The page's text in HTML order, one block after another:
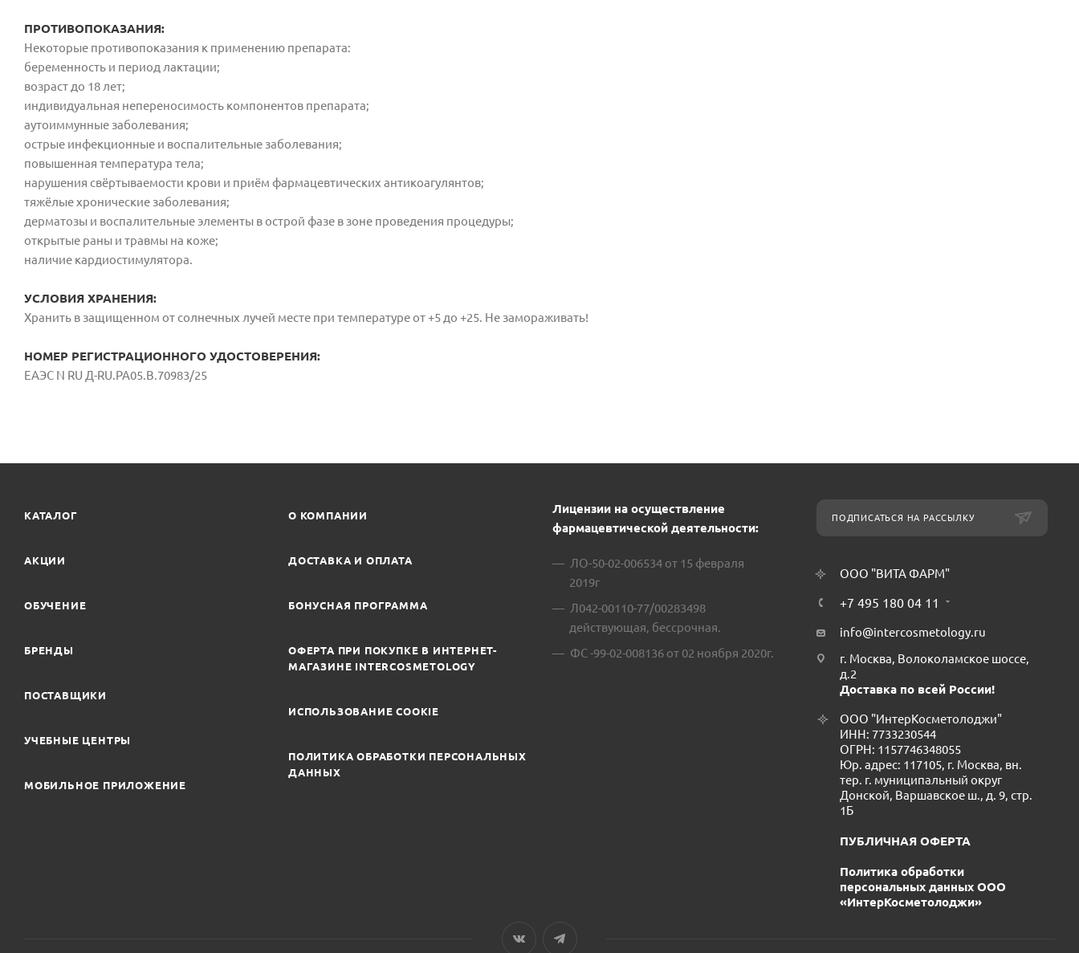
ПРОТИВОПОКАЗАНИЯ:
Некоторые противопоказания к применению препарата:
беременность и период лактации;
возраст до 18 лет;
индивидуальная непереносимость компонентов препарата;
аутоиммунные заболевания;
острые инфекционные и воспалительные заболевания;
повышенная температура тела;
нарушения свёртываемости крови и приём фармацевтических антикоагулянтов;
тяжёлые хронические заболевания;
дерматозы и воспалительные элементы в острой фазе в зоне проведения процедуры;
открытые раны и травмы на коже;
наличие кардиостимулятора.
УСЛОВИЯ ХРАНЕНИЯ:
Хранить в защищенном от солнечных лучей месте при температуре от +5 до +25. Не замораживать!
НОМЕР РЕГИСТРАЦИОННОГО УДОСТОВЕРЕНИЯ:
ЕАЭС N RU Д-RU.РА05.В.70983/25
КАТАЛОГ
АКЦИИ
ОБУЧЕНИЕ
БРЕНДЫ
ПОСТАВЩИКИ
УЧЕБНЫЕ ЦЕНТРЫ
МОБИЛЬНОЕ ПРИЛОЖЕНИЕ
О КОМПАНИИ
ДОСТАВКА И ОПЛАТА
БОНУСНАЯ ПРОГРАММА
ОФЕРТА ПРИ ПОКУПКЕ В ИНТЕРНЕТ-
МАГАЗИНЕ INTERCOSMETOLOGY
ИСПОЛЬЗОВАНИЕ COOKIE
ПОЛИТИКА ОБРАБОТКИ ПЕРСОНАЛЬНЫХ
ДАННЫХ
Лицензии на осуществление
фармацевтической деятельности:
ЛО-50-02-006534 от 15 февраля
2019г
Л042-00110-77/00283498
действующая, бессрочная.
ФС -99-02-008136 от 02 ноября 2020г.
ПОДПИСАТЬСЯ НА РАССЫЛКУ
ООО "ВИТА ФАРМ"
+7 495 180 04 11
info@intercosmetology.ru
г. Москва, Волоколамское шоссе,
д.2
Доставка по всей России!
ООО "ИнтерКосметолоджи"
ИНН: 7733230544
ОГРН: 1157746348055
Юр. адрес: 117105, г. Москва, вн.
тер. г. муниципальный округ
Донской, Варшавское ш., д. 9, стр.
1Б
ПУБЛИЧНАЯ ОФЕРТА
Политика обработки
персональных данных ООО
«ИнтерКосметолоджи»